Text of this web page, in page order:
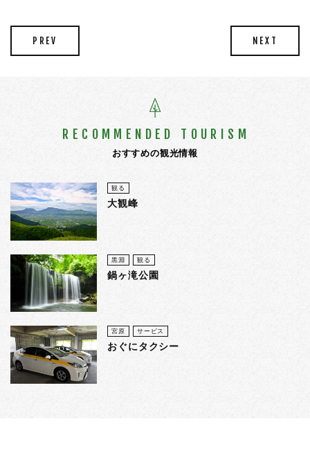
PREV NEXT
RECOMMENDED TOURISM
おすすめの観光情報
観る
大観峰
黒淵 観る
鍋ヶ滝公園
宮原 サービス
おぐにタクシー